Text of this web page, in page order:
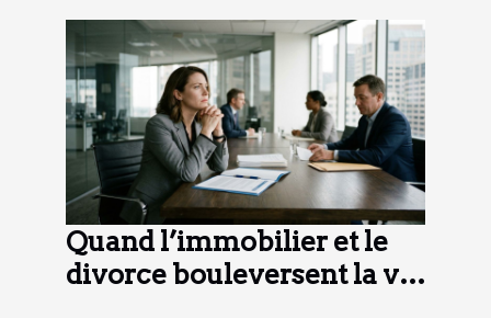
Quand l’immobilier et le
divorce bouleversent la vie